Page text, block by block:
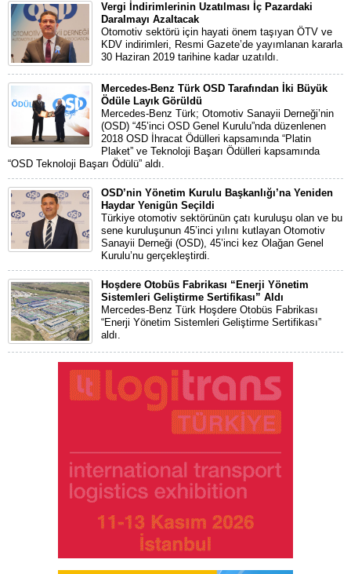
Vergi İndirimlerinin Uzatılması İç Pazardaki
Daralmayı Azaltacak
Otomotiv sektörü için hayati önem taşıyan ÖTV ve
KDV indirimleri, Resmi Gazete’de yayımlanan kararla
30 Haziran 2019 tarihine kadar uzatıldı.
Mercedes-Benz Türk OSD Tarafından İki Büyük
Ödüle Layık Görüldü
Mercedes-Benz Türk; Otomotiv Sanayii Derneği’nin
(OSD) “45’inci OSD Genel Kurulu”nda düzenlenen
2018 OSD İhracat Ödülleri kapsamında “Platin
Plaket” ve Teknoloji Başarı Ödülleri kapsamında
“OSD Teknoloji Başarı Ödülü” aldı.
OSD’nin Yönetim Kurulu Başkanlığı’na Yeniden
Haydar Yenigün Seçildi
Türkiye otomotiv sektörünün çatı kuruluşu olan ve bu
sene kuruluşunun 45’inci yılını kutlayan Otomotiv
Sanayii Derneği (OSD), 45’inci kez Olağan Genel
Kurulu’nu gerçekleştirdi.
Hoşdere Otobüs Fabrikası “Enerji Yönetim
Sistemleri Geliştirme Sertifikası” Aldı
Mercedes-Benz Türk Hoşdere Otobüs Fabrikası
“Enerji Yönetim Sistemleri Geliştirme Sertifikası”
aldı.